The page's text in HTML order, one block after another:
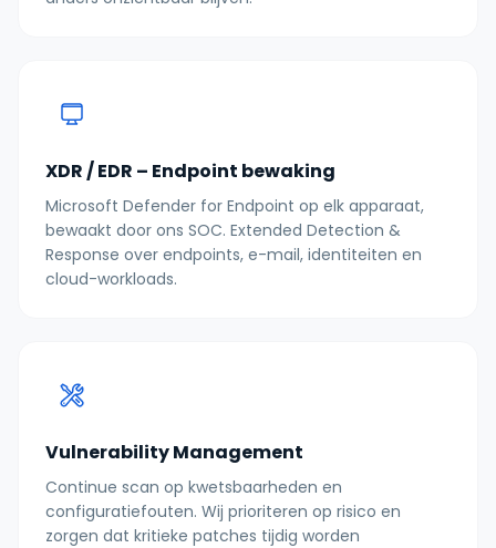
XDR / EDR – Endpoint bewaking
Microsoft Defender for Endpoint op elk apparaat,
bewaakt door ons SOC. Extended Detection &
Response over endpoints, e-mail, identiteiten en
cloud-workloads.
Vulnerability Management
Continue scan op kwetsbaarheden en
configuratiefouten. Wij prioriteren op risico en
zorgen dat kritieke patches tijdig worden